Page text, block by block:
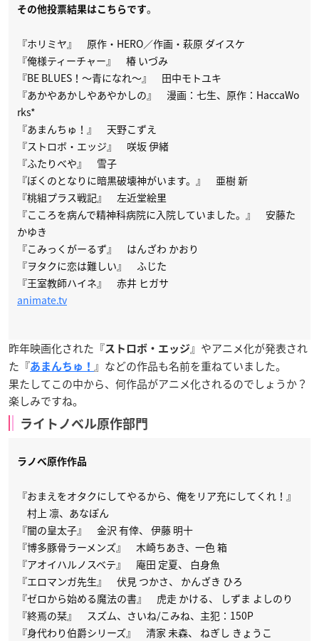
その他投票結果はこちらです。
『ホリミヤ』 原作・HERO／作画・萩原 ダイスケ
『俺様ティーチャー』 椿 いづみ
『BE BLUES！～青になれ～』 田中モトユキ
『あかやあかしやあやかしの』 漫画：七生、原作：HaccaWo
rks*
『あまんちゅ！』 天野こずえ
『ストロボ・エッジ』 咲坂 伊緒
『ふたりべや』 雪子
『ぼくのとなりに暗黒破壊神がいます。』 亜樹 新
『桃組プラス戦記』 左近堂絵里
『こころを病んで精神科病院に入院していました。』 安藤た
かゆき
『こみっくがーるず』 はんざわ かおり
『ヲタクに恋は難しい』 ふじた
『王室教師ハイネ』 赤井 ヒガサ
animate.tv
昨年映画化された『ストロボ・エッジ』やアニメ化が発表され
た『あまんちゅ！ 』などの作品も名前を重ねていました。
果たしてこの中から、何作品がアニメ化されるのでしょうか？
楽しみですね。
ライトノベル原作部門
ラノベ原作作品
『おまえをオタクにしてやるから、俺をリア充にしてくれ！』
村上 凛、あなぽん
『闇の皇太子』 金沢 有倖、 伊藤 明十
『博多豚骨ラーメンズ』 木崎ちあき、一色 箱
『アオイハルノスベテ』 庵田 定夏、 白身魚
『エロマンガ先生』 伏見 つかさ、 かんざき ひろ
『ゼロから始める魔法の書』 虎走 かける、 しずま よしのり
『終焉の栞』 スズム、さいね/こみね、主犯：150P
『身代わり伯爵シリーズ』 清家 未森、 ねぎし きょうこ